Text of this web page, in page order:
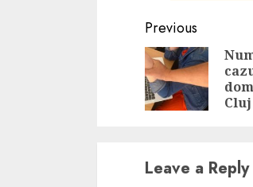
Continue
Reading
Previous
Cluj
Leave a Reply